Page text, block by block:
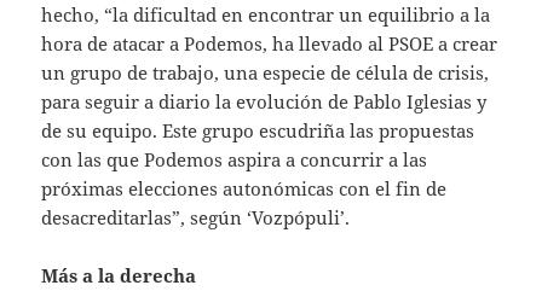
hecho, “la dificultad en encontrar un equilibrio a la
hora de atacar a Podemos, ha llevado al PSOE a crear
un grupo de trabajo, una especie de célula de crisis,
para seguir a diario la evolución de Pablo Iglesias y
de su equipo. Este grupo escudriña las propuestas
con las que Podemos aspira a concurrir a las
próximas elecciones autonómicas con el fin de
desacreditarlas”, según ‘Vozpópuli’.
Más a la derecha